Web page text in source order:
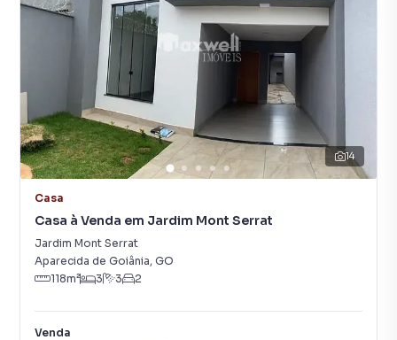
14
Casa
Casa à Venda em Jardim Mont Serrat
Jardim Mont Serrat
Aparecida de Goiânia, GO
118m² 3 3 2
Venda